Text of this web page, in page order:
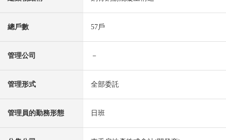
總戶數 57戶
管理公司 －
管理形式 全部委託
管理員的勤務形態 日班